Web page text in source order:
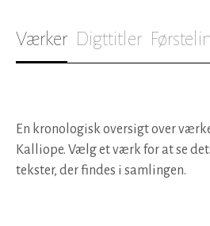
Værker Digttitler
En kronologisk oversigt over
Kalliope. Vælg et værk for at se
tekster, der findes i samlingen.